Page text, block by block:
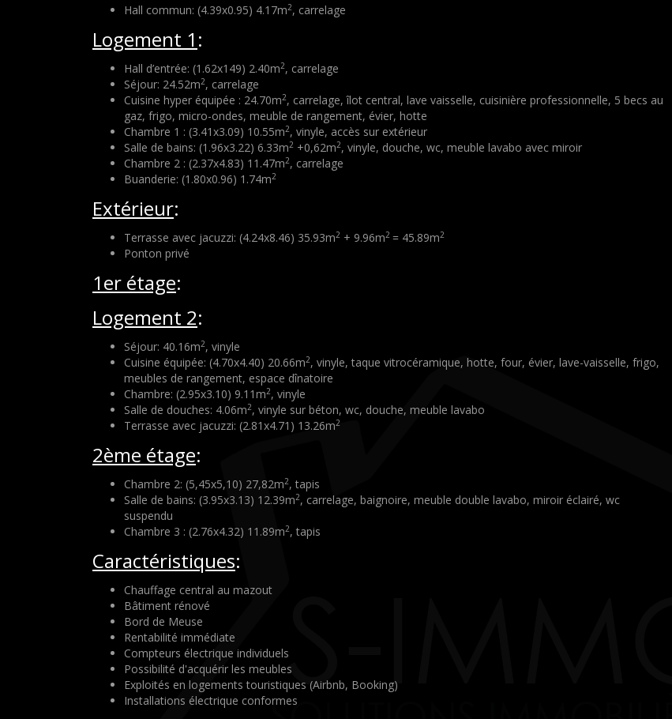
Hall commun: (4.39x0.95) 4.17m2, carrelage
Logement 1 :
Hall d’entrée: (1.62x149) 2.40m2, carrelage
Séjour: 24.52m2, carrelage
Cuisine hyper équipée : 24.70m2, carrelage, îlot central, lave vaisselle, cuisinière professionnelle, 5 becs au
gaz, frigo, micro-ondes, meuble de rangement, évier, hotte
Chambre 1 : (3.41x3.09) 10.55m2, vinyle, accès sur extérieur
Salle de bains: (1.96x3.22) 6.33m2 +0,62m2, vinyle, douche, wc, meuble lavabo avec miroir
Chambre 2 : (2.37x4.83) 11.47m2, carrelage
Buanderie: (1.80x0.96) 1.74m2
Extérieur:
Terrasse avec jacuzzi: (4.24x8.46) 35.93m2 + 9.96m2 = 45.89m2
Ponton privé
1er étage:
Logement 2:
Séjour: 40.16m2, vinyle
Cuisine équipée: (4.70x4.40) 20.66m2, vinyle, taque vitrocéramique, hotte, four, évier, lave-vaisselle, frigo,
meubles de rangement, espace dînatoire
Chambre: (2.95x3.10) 9.11m2, vinyle
Salle de douches: 4.06m2, vinyle sur béton, wc, douche, meuble lavabo
Terrasse avec jacuzzi: (2.81x4.71) 13.26m2
2ème étage:
Chambre 2: (5,45x5,10) 27,82m2, tapis
Salle de bains: (3.95x3.13) 12.39m2, carrelage, baignoire, meuble double lavabo, miroir éclairé, wc
suspendu
Chambre 3 : (2.76x4.32) 11.89m2, tapis
Caractéristiques:
Chauffage central au mazout
Bâtiment rénové
Bord de Meuse
Rentabilité immédiate
Compteurs électrique individuels
Possibilité d'acquérir les meubles
Exploités en logements touristiques (Airbnb, Booking)
Installations électrique conformes